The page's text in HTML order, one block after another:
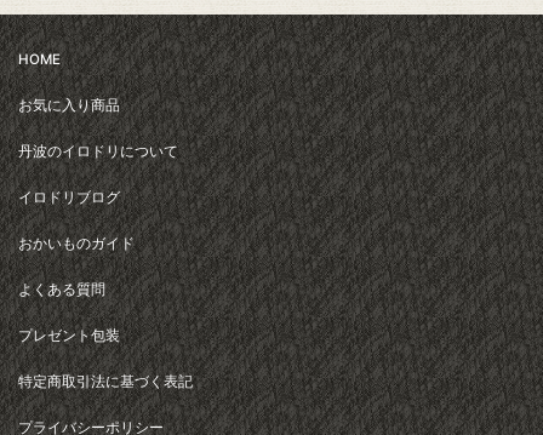
HOME
お気に入り商品
丹波のイロドリについて
イロドリブログ
おかいものガイド
よくある質問
プレゼント包装
特定商取引法に基づく表記
プライバシーポリシー